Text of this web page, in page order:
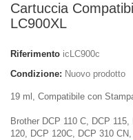
Cartuccia
LC900XL
Riferimento icLC900c
Condizione: Nuovo prodotto
19 ml, Compatibile con
Brother DCP 110 C, DCP
120, DCP 120C, DCP 310